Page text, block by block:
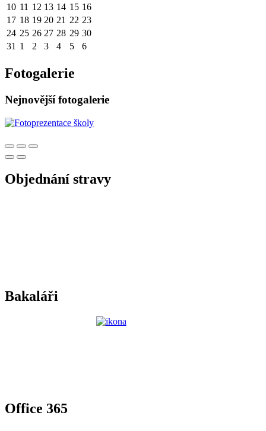
10 11 12 13 14 15 16
17 18 19 20 21 22 23
24 25 26 27 28 29 30
31 1 2 3 4 5 6
Fotogalerie
Nejnovější fotogalerie
Objednání stravy
Bakaláři
Office 365